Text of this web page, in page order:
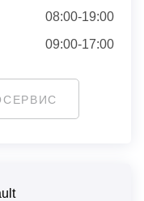
08:00-19:00
09:00-17:00